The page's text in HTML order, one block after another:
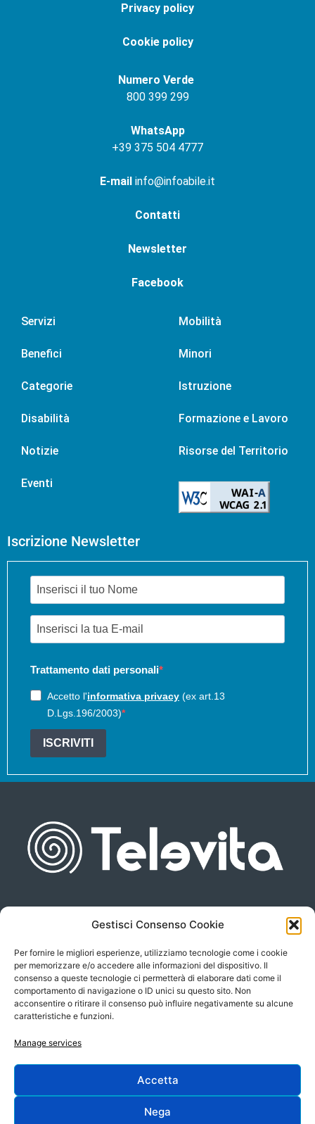
Gestisci Consenso Cookie
Per fornire le migliori esperienze, utilizziamo tecnologie come i cookie
per memorizzare e/o accedere alle informazioni del dispositivo. Il
consenso a queste tecnologie ci permetterà di elaborare dati come il
comportamento di navigazione o ID unici su questo sito. Non
acconsentire o ritirare il consenso può influire negativamente su alcune
caratteristiche e funzioni.
Manage services
Accetta
Nega
Privacy policy
Cookie policy
Numero Verde
800 399 299
WhatsApp
+39 375 504 4777
E-mail info@infoabile.it
Contatti
Newsletter
Facebook
Servizi
Benefici
Categorie
Disabilità
Notizie
Eventi
Mobilità
Minori
Istruzione
Formazione e Lavoro
Risorse del Territorio
Iscrizione Newsletter
Trattamento dati personali
Accetto l'informativa privacy (ex art.13
D.Lgs.196/2003)
ISCRIVITI
Piazza san Giovanni, 6
P.Iva 00566630323
info@televita.it
Progetto e sviluppo: